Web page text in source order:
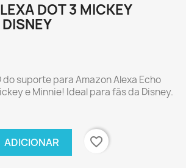
DOT 3 MICKEY
do suporte para Amazon Alexa Echo
e Minnie! Ideal para fãs da Disney.
ADICIONAR favorite_border